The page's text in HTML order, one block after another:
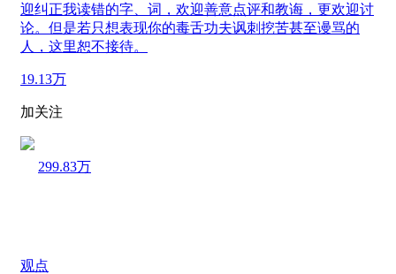
迎纠正我读错的字、词，欢迎善意点评和教诲，更欢迎讨
论。但是若只想表现你的毒舌功夫讽刺挖苦甚至谩骂的
人，这里恕不接待。
19.13万
加关注
299.83万
观点